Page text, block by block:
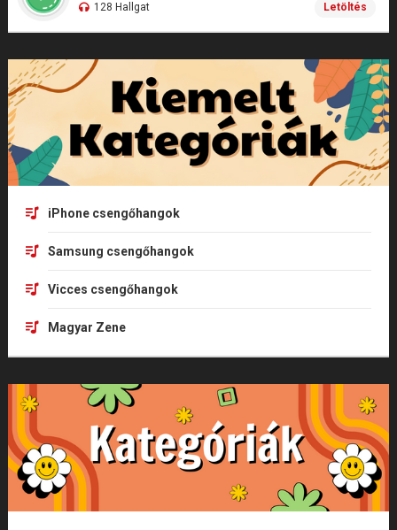
128 Hallgat Letöltés
iPhone csengőhangok
Samsung csengőhangok
Vicces csengőhangok
Magyar Zene